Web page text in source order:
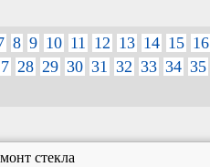
8 9 10 11 12 13 14 15 16
28 29 30 31 32 33 34 35
стекла